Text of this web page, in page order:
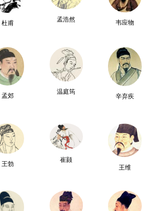
杜甫
孟浩然 韦应物
孟郊
温庭筠
辛弃疾
王勃
崔颢
王维